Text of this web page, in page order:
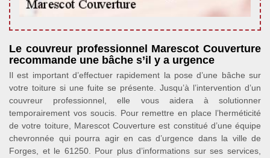
Le couvreur professionnel Marescot Couverture
recommande une bâche s’il y a urgence
Il est important d’effectuer rapidement la pose d’une bâche sur
votre toiture si une fuite se présente. Jusqu’à l’intervention d’un
couvreur professionnel, elle vous aidera à solutionner
temporairement vos soucis. Pour remettre en place l’herméticité
de votre toiture, Marescot Couverture est constitué d’une équipe
chevronnée qui pourra agir en cas d’urgence dans la ville de
Forges, et le 61250. Pour plus d’informations sur ses services,